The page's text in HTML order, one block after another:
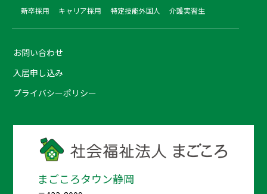
新卒採用 キャリア採用 特定技能外国人 介護実習生
お問い合わせ
入居申し込み
プライバシーポリシー
まごころタウン静岡